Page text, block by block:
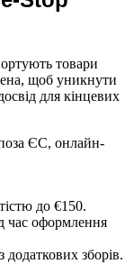
товари
щоб уникнути
для кінцевих
ЄС, онлайн-
до €150.
час оформлення
зборів.